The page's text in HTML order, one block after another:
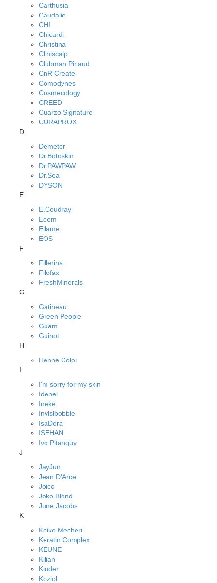
Carthusia
Caudalie
CHI
Chicardi
Christina
Cliniscalp
Clubman Pinaud
CnR Create
Comodynes
Cosmecology
CREED
Cuarzo Signature
CURAPROX
D
Demeter
Dr.Botoskin
Dr.PAWPAW
Dr.Sea
DYSON
E
E.Coudray
Edom
Ellame
EOS
F
Fillerina
Filofax
FreshMinerals
G
Gatineau
Green People
Guam
Guinot
H
Henne Color
I
I'm sorry for my skin
Idenel
Ineke
Invisibobble
IsaDora
ISEHAN
Ivo Pitanguy
J
JayJun
Jean D'Arcel
Joico
Joko Blend
June Jacobs
K
Keiko Mecheri
Keratin Complex
KEUNE
Kilian
Kinder
Koziol